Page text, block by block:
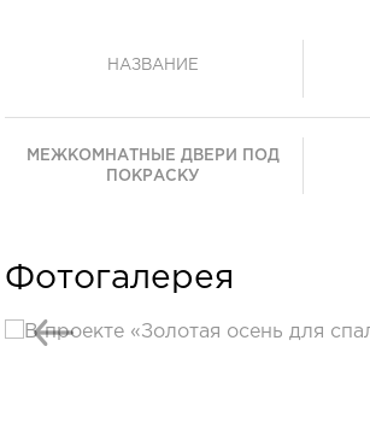
НАЗВАНИЕ
МЕЖКОМНАТНЫЕ ДВЕРИ ПОД
ПОКРАСКУ
Фотогалерея